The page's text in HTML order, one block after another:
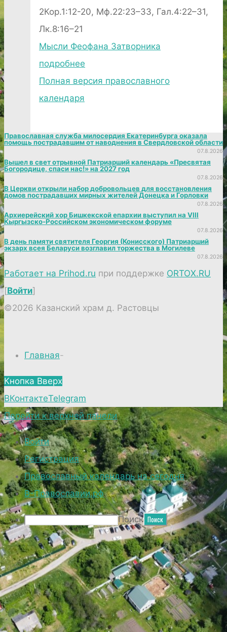
2Кор.1:12-20, Мф.22:23–33, Гал.4:22–31,
Лк.8:16–21
Мысли Феофана Затворника
подробнее
Полная версия православного
календаря
Православная служба милосердия Екатеринбурга оказала
помощь пострадавшим от наводнения в Свердловской области
07.8.2026
Вышел в свет отрывной Патриарший календарь «Пресвятая
Богородице, спаси нас!» на 2027 год
07.8.2026
В Церкви открыли набор добровольцев для восстановления
домов пострадавших мирных жителей Донецка и Горловки
07.8.2026
Архиерейский хор Бишкекской епархии выступил на VIII
Кыргызско-Российском экономическом форуме
07.8.2026
В день памяти святителя Георгия (Конисского) Патриарший
экзарх всея Беларуси возглавил торжества в Могилеве
07.8.2026
Работает на Prihod.ru при поддержке ORTOX.RU
[Войти]
©2026 Казанский храм д. Растовцы
Главная-
Кнопка Вверх
ВКонтактеTelegram
Перейти к верхней панели
Войти
Регистрация
Православный календарь на сегодня
В-Православии.рф
Поиск